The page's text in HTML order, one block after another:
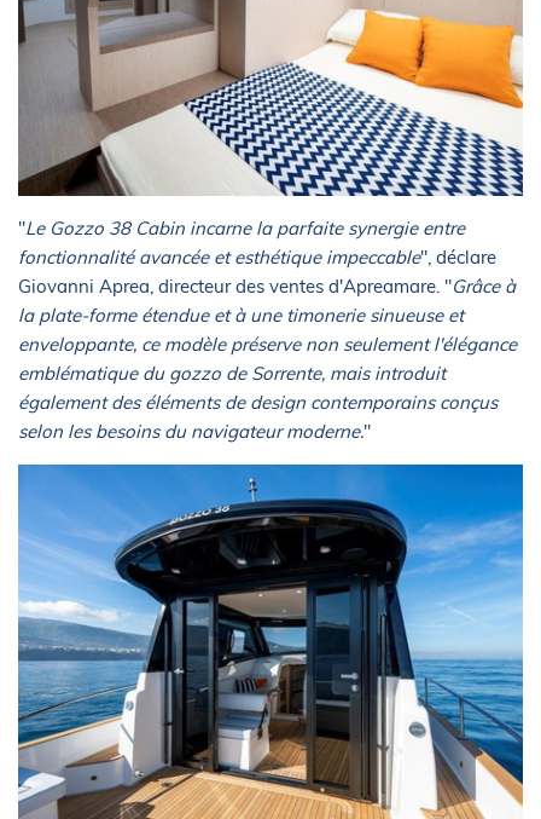
"Le Gozzo 38 Cabin incarne la parfaite synergie entre
fonctionnalité avancée et esthétique impeccable", déclare
Giovanni Aprea, directeur des ventes d'Apreamare. "Grâce à
la plate-forme étendue et à une timonerie sinueuse et
enveloppante, ce modèle préserve non seulement l'élégance
emblématique du gozzo de Sorrente, mais introduit
également des éléments de design contemporains conçus
selon les besoins du navigateur moderne."